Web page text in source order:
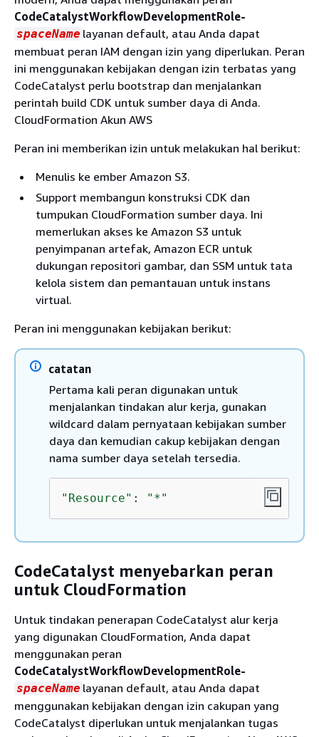
CodeCatalystWorkflowDevelopmentRole-
spaceName layanan default, atau Anda dapat
membuat peran IAM dengan izin yang diperlukan. Peran
ini menggunakan kebijakan dengan izin terbatas yang
CodeCatalyst perlu bootstrap dan menjalankan
perintah build CDK untuk sumber daya di Anda.
CloudFormation Akun AWS
Peran ini memberikan izin untuk melakukan hal berikut:
Menulis ke ember Amazon S3.
Support membangun konstruksi CDK dan
tumpukan CloudFormation sumber daya. Ini
memerlukan akses ke Amazon S3 untuk
penyimpanan artefak, Amazon ECR untuk
dukungan repositori gambar, dan SSM untuk tata
kelola sistem dan pemantauan untuk instans
virtual.
Peran ini menggunakan kebijakan berikut:
catatan
Pertama kali peran digunakan untuk
menjalankan tindakan alur kerja, gunakan
wildcard dalam pernyataan kebijakan sumber
daya dan kemudian cakup kebijakan dengan
nama sumber daya setelah tersedia.
"Resource" : "*"
CodeCatalyst menyebarkan peran
untuk CloudFormation
Untuk tindakan penerapan CodeCatalyst alur kerja
yang digunakan CloudFormation, Anda dapat
menggunakan peran
CodeCatalystWorkflowDevelopmentRole-
spaceName layanan default, atau Anda dapat
menggunakan kebijakan dengan izin cakupan yang
CodeCatalyst diperlukan untuk menjalankan tugas